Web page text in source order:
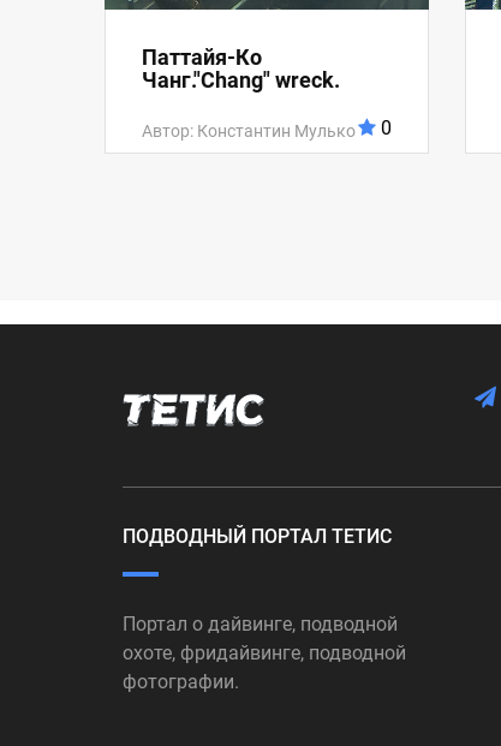
Паттайя-Ко
Чанг."Chang" wreck.
Автор: Константин Мулько 0
ПОДВОДНЫЙ ПОРТАЛ ТЕТИС
Портал о дайвинге, подводной
охоте, фридайвинге, подводной
фотографии.